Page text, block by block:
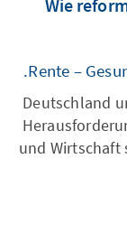
Wie
Rente –
Deutschland
und Wirtschaft